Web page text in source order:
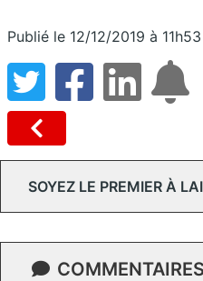
Publié le 12/12/2019 à 11h53
SOYEZ LE PREMIER À